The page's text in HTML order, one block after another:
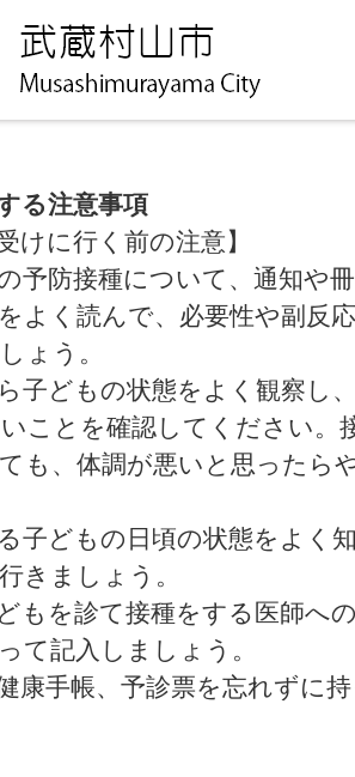
る注意事項
けに行く前の注意】
予防接種について、通知や
よく読んで、必要性や副反
ょう。
子どもの状態をよく観察し
ことを確認してください。
も、体調が悪いと思ったら
子どもの日頃の状態をよく
きましょう。
もを診て接種をする医師へ
て記入しましょう。
康手帳、予診票を忘れずに